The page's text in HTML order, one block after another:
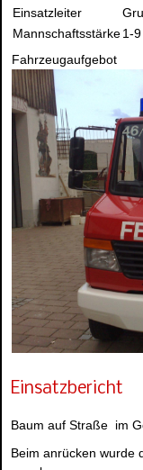
Einsatzleiter
Mannschaftsstärke1-9
Fahrzeugaufgebot
Einsatzbericht
Baum auf Straße im
Beim anrücken wurde